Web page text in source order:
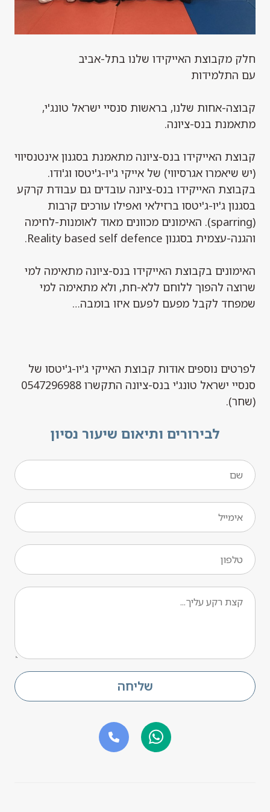
חלק מקבוצת האייקידו שלנו בתל-אביב
עם התלמידות
קבוצה-אחות שלנו, בראשות סנסיי ישראל טונג'י,
מתאמנת בנס-ציונה.
קבוצת האייקידו בנס-ציונה מתאמנת בסגנון אינטנסיווי
(יש שיאמרו אגרסיווי) של אייקי ג'יו-ג'יטסו וג'ודו.
בקבוצת האייקידו בנס-ציונה עובדים גם עבודת קרקע
בסגנון ג'יו-ג'יטסו ברזילאי ואפילו עורכים קרבות
(sparring). האימונים מכוונים מאוד לאומנות-לחימה
והגנה-עצמית בסגנון Reality based self defence.
האימונים בקבוצת האייקידו בנס-ציונה מתאימה למי
שרוצה להפוך ללוחם ללא-חת, ולא מתאימה למי
שמפחד לקבל מפעם לפעם איזו בומבה…
לפרטים נוספים אודות קבוצת האייקי ג'יו-ג'יטסו של
סנסיי ישראל טונג'י בנס-ציונה התקשרו 0547296988
(שחר).
לבירורים ותיאום שיעור נסיון
שליחה